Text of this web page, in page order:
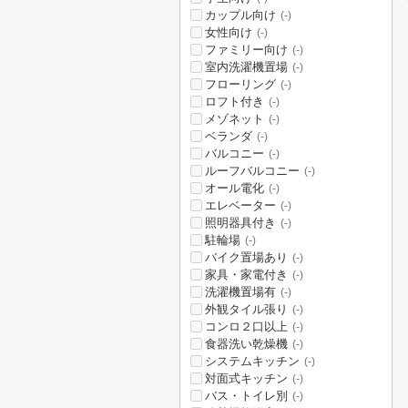
カップル向け (-)
女性向け (-)
ファミリー向け (-)
室内洗濯機置場 (-)
フローリング (-)
ロフト付き (-)
メゾネット (-)
ベランダ (-)
バルコニー (-)
ルーフバルコニー (-)
オール電化 (-)
エレベーター (-)
照明器具付き (-)
駐輪場 (-)
バイク置場あり (-)
家具・家電付き (-)
洗濯機置場有 (-)
外観タイル張り (-)
コンロ２口以上 (-)
食器洗い乾燥機 (-)
システムキッチン (-)
対面式キッチン (-)
バス・トイレ別 (-)